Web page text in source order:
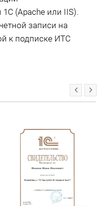
(Apache или IIS).
записи на
к подписке ИТС